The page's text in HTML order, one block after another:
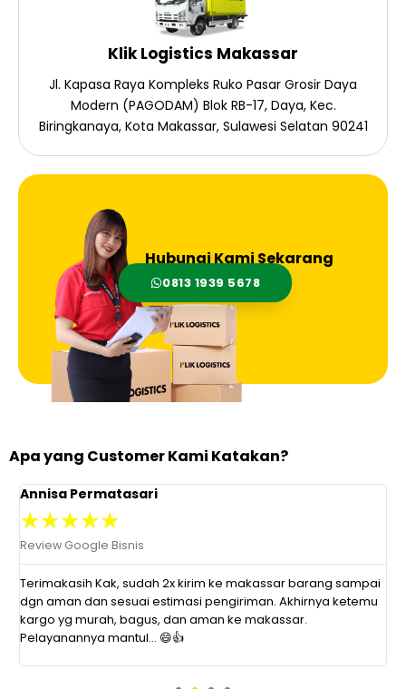
Klik Logistics Makassar
Jl. Kapasa Raya Kompleks Ruko Pasar Grosir Daya
Modern (PAGODAM) Blok RB-17, Daya, Kec.
Biringkanaya, Kota Makassar, Sulawesi Selatan 90241
Hubungi Kami Sekarang
0813 1939 5678
Apa yang Customer Kami Katakan?
Annisa Permatasari
★★★★★
Review Google Bisnis
Terimakasih Kak, sudah 2x kirim ke makassar barang sampai
dgn aman dan sesuai estimasi pengiriman. Akhirnya ketemu
kargo yg murah, bagus, dan aman ke makassar.
Pelayanannya mantul... 😄👍